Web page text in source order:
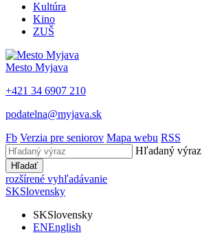
Kultúra
Kino
ZUŠ
Mesto Myjava
+421 34 6907 210
podatelna@myjava.sk
Fb Verzia pre seniorov Mapa webu RSS
Hľadaný výraz
Hľadať
rozšírené vyhľadávanie
SKSlovensky
SKSlovensky
ENEnglish